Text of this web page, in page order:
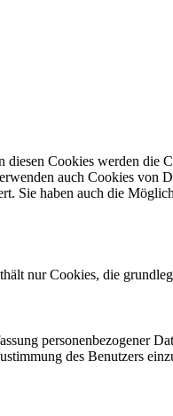
Cookies werden die
auch Cookies von
Sie haben auch die
nur Cookies, die
personenbezogener
des Benutzers